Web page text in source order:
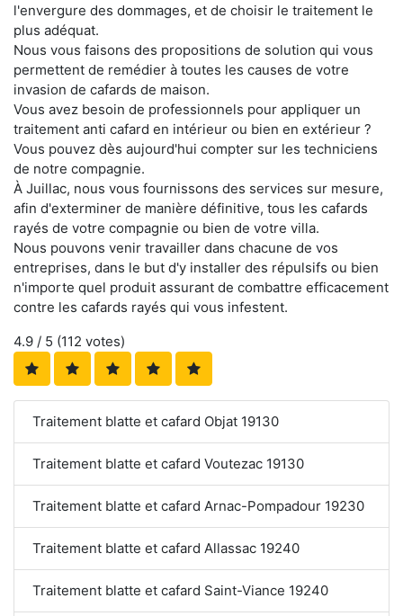
l'envergure des dommages, et de choisir le traitement le
plus adéquat.
Nous vous faisons des propositions de solution qui vous
permettent de remédier à toutes les causes de votre
invasion de cafards de maison.
Vous avez besoin de professionnels pour appliquer un
traitement anti cafard en intérieur ou bien en extérieur ?
Vous pouvez dès aujourd'hui compter sur les techniciens
de notre compagnie.
À Juillac, nous vous fournissons des services sur mesure,
afin d'exterminer de manière définitive, tous les cafards
rayés de votre compagnie ou bien de votre villa.
Nous pouvons venir travailler dans chacune de vos
entreprises, dans le but d'y installer des répulsifs ou bien
n'importe quel produit assurant de combattre efficacement
contre les cafards rayés qui vous infestent.
4.9 / 5 (112 votes)
Traitement blatte et cafard Objat 19130
Traitement blatte et cafard Voutezac 19130
Traitement blatte et cafard Arnac-Pompadour 19230
Traitement blatte et cafard Allassac 19240
Traitement blatte et cafard Saint-Viance 19240